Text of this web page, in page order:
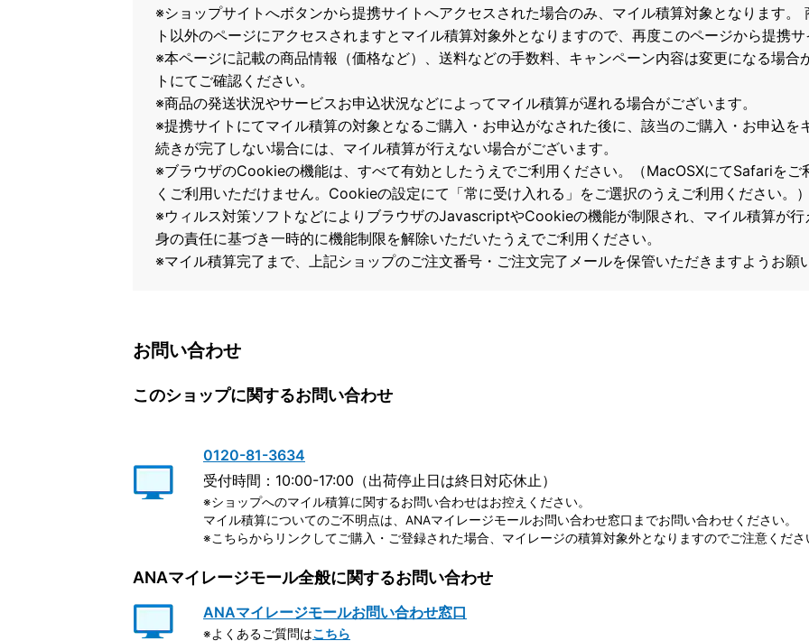
※ショップサイトへボタンから提携サイトへアクセスされた場合のみ、マイル積算対象となります。
ト以外のページにアクセスされますとマイル積算対象外となりますので、再度このページから提携サ
※本ページに記載の商品情報（価格など）、送料などの手数料、キャンペーン内容は変更になる場合
トにてご確認ください。
※商品の発送状況やサービスお申込状況などによってマイル積算が遅れる場合がございます。
※提携サイトにてマイル積算の対象となるご購入・お申込がなされた後に、該当のご購入・お申込を
続きが完了しない場合には、マイル積算が行えない場合がございます。
※ブラウザのCookieの機能は、すべて有効としたうえでご利用ください。（MacOSXにてSafariをご
くご利用いただけません。Cookieの設定にて「常に受け入れる」をご選択のうえご利用ください。）
※ウィルス対策ソフトなどによりブラウザのJavascriptやCookieの機能が制限され、マイル積算が
身の責任に基づき一時的に機能制限を解除いただいたうえでご利用ください。
※マイル積算完了まで、上記ショップのご注文番号・ご注文完了メールを保管いただきますようお願
お問い合わせ
このショップに関するお問い合わせ
0120-81-3634
受付時間：10:00-17:00（出荷停止日は終日対応休止）
※ショップへのマイル積算に関するお問い合わせはお控えください。
マイル積算についてのご不明点は、ANAマイレージモールお問い合わせ窓口までお問い合わせください。
※こちらからリンクしてご購入・ご登録された場合、マイレージの積算対象外となりますのでご注意くださ
ANAマイレージモール全般に関するお問い合わせ
ANAマイレージモールお問い合わせ窓口
※よくあるご質問はこちら